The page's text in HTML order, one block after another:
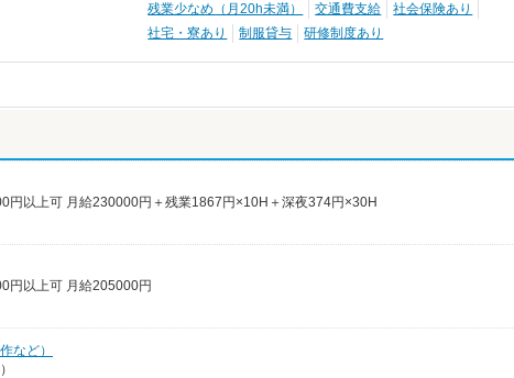
残業少なめ（月20h未満）
交通費支給
社会保険あり
社宅・寮あり
制服貸与 研修制度あり
円以上可 月給230000円＋残業1867円×10H＋深夜374円×30H
円以上可 月給205000円
など）